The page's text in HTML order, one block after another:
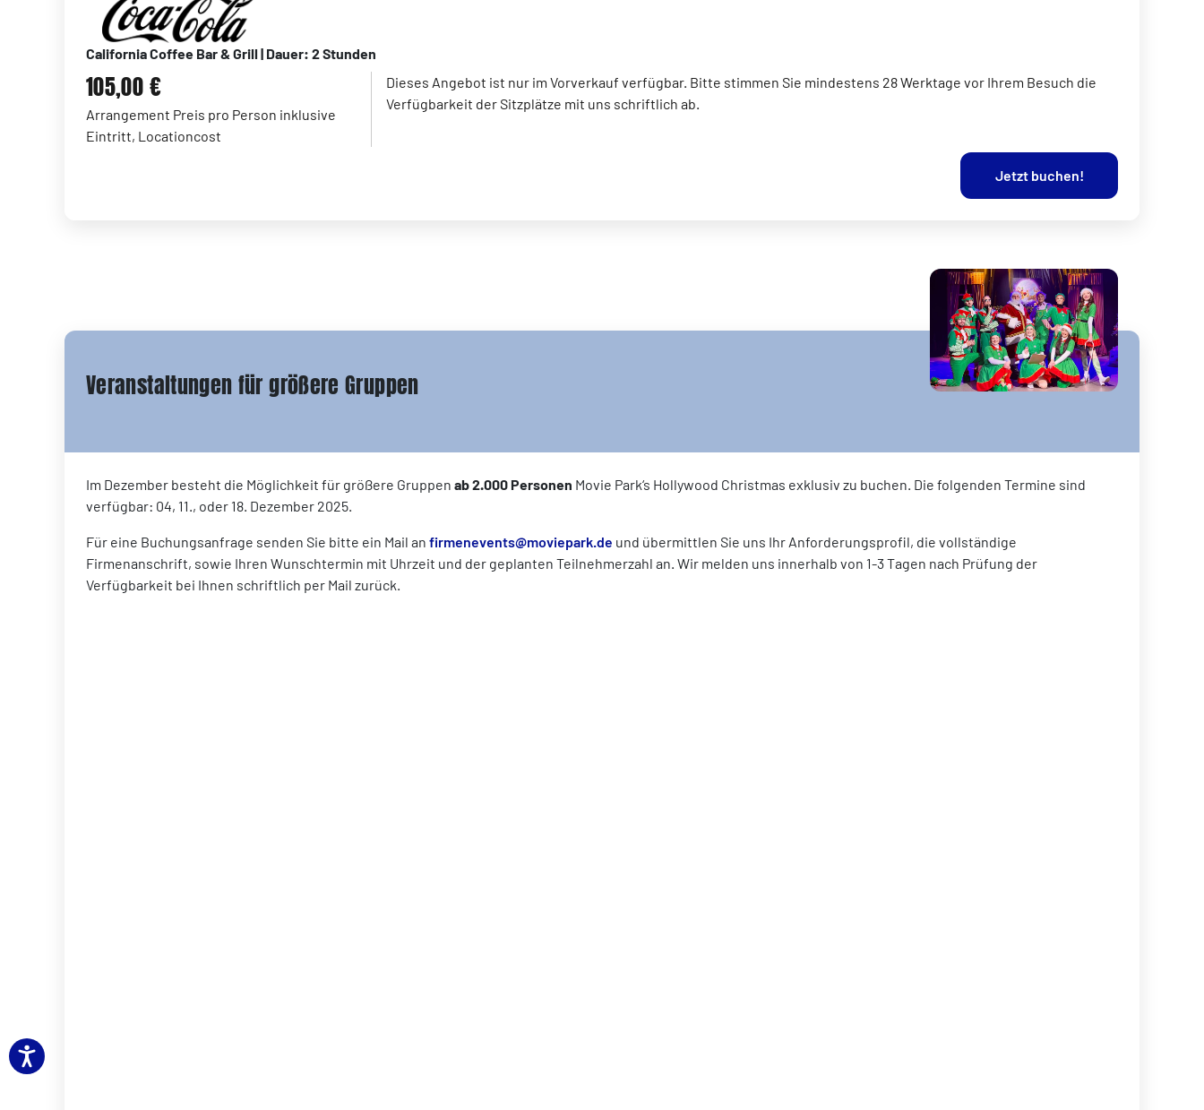
California Coffee Bar & Grill | Dauer: 2 Stunden
105,00 €
Arrangement Preis pro Person inklusive
Eintritt, Locationcost
Dieses Angebot ist nur im Vorverkauf verfügbar. Bitte stimmen Sie mindestens 28 Werktage vor Ihrem Besuch die
Verfügbarkeit der Sitzplätze mit uns schriftlich ab.
Jetzt buchen!
Veranstaltungen für größere Gruppen
Im Dezember besteht die Möglichkeit für größere Gruppen ab 2.000 Personen Movie Park‘s Hollywood Christmas exklusiv zu buchen. Die folgenden Termine sind
verfügbar: 04, 11., oder 18. Dezember 2025.
Für eine Buchungsanfrage senden Sie bitte ein Mail an firmenevents@moviepark.de und übermittlen Sie uns Ihr Anforderungsprofil, die vollständige
Firmenanschrift, sowie Ihren Wunschtermin mit Uhrzeit und der geplanten Teilnehmerzahl an. Wir melden uns innerhalb von 1-3 Tagen nach Prüfung der
Verfügbarkeit bei Ihnen schriftlich per Mail zurück.